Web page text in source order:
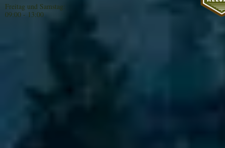
Freitag und Samstag:
09:00 - 13:00